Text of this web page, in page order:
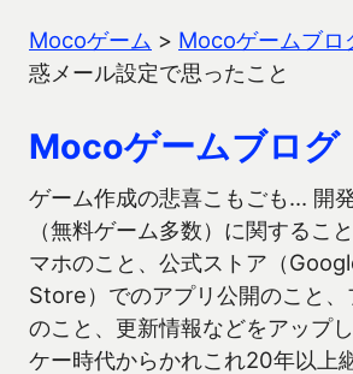
Mocoゲーム > Mocoゲームブロ
惑メール設定で思ったこと
Mocoゲームブログ
ゲーム作成の悲喜こもごも… 開
（無料ゲーム多数）に関するこ
マホのこと、公式ストア（
Store）でのアプリ公開のこと
のこと、更新情報などをアップ
ケー時代からかれこれ20年以上